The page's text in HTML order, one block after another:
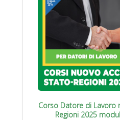
Corso Datore di Lavoro
Regioni 2025